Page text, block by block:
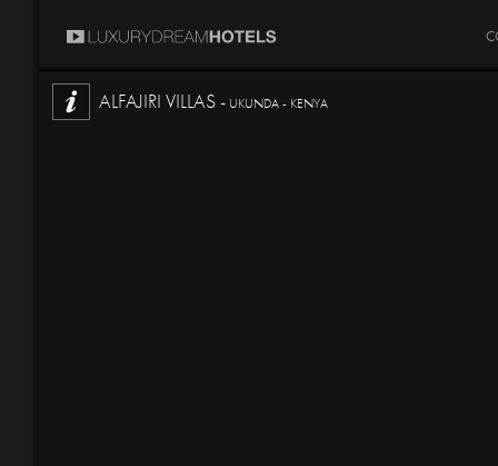
ALFAJIRI VILLAS - UKUNDA - KENYA